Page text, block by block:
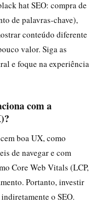
hat SEO: compra de
de palavras‑chave),
conteúdo diferente
valor. Siga as
e foque na experiência
com a
boa UX, como
de navegar e com
Core Web Vitals (LCP,
Portanto, investir
o SEO.